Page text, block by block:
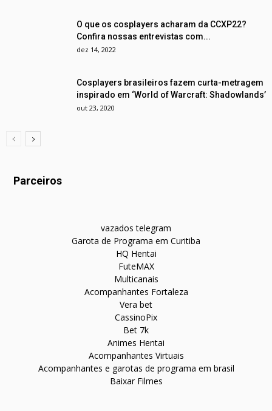
O que os cosplayers acharam da CCXP22?
Confira nossas entrevistas com...
dez 14, 2022
Cosplayers brasileiros fazem curta-metragem
inspirado em ‘World of Warcraft: Shadowlands’
out 23, 2020
Parceiros
vazados telegram
Garota de Programa em Curitiba
HQ Hentai
FuteMAX
Multicanais
Acompanhantes Fortaleza
Vera bet
CassinoPix
Bet 7k
Animes Hentai
Acompanhantes Virtuais
Acompanhantes e garotas de programa em brasil
Baixar Filmes